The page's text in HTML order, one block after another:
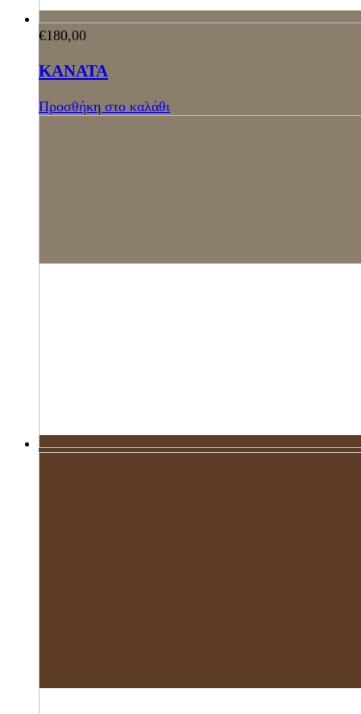
€180,00
ΚΑΝΑΤΑ
Προσθήκη στο καλάθι